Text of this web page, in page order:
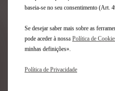
Links Úteis
Configure e Encomende
Marque um Test Drive
baseia-se no seu consentimento (Art.
Se desejar saber mais sobre as
pode aceder à nossa Política de
minhas definições».
Política de Privacidade